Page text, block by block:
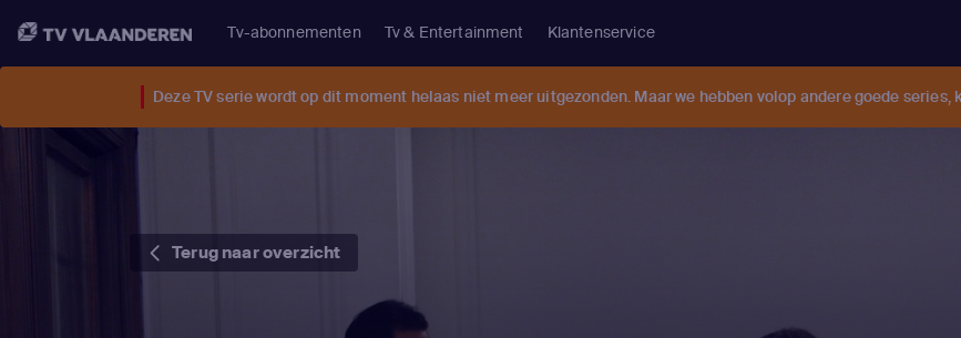
Tv-abonnementen Tv & Entertainment Klantenservice
Deze TV serie wordt op dit moment helaas niet meer uitgezonden. Maar we hebben volop andere goede series,
Terug naar overzicht